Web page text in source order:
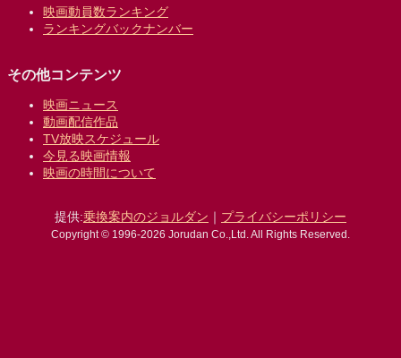
映画動員数ランキング
ランキングバックナンバー
その他コンテンツ
映画ニュース
動画配信作品
TV放映スケジュール
今見る映画情報
映画の時間について
提供:乗換案内のジョルダン ｜ プライバシーポリシー
Copyright © 1996-2026 Jorudan Co.,Ltd. All Rights Reserved.